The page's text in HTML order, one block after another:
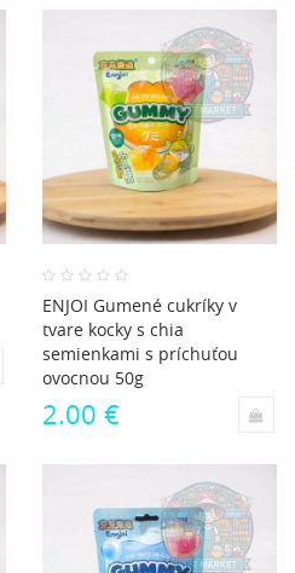
ENJOI Gumené cukríky v
tvare kocky s chia
semienkami s príchuťou
ovocnou 50g
2.00 €